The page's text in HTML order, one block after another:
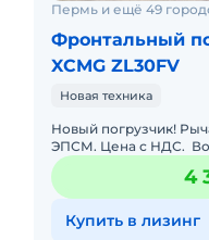
Пермь и ещё 49
Фронтальный
XCMG ZL30FV
Новая техника
Новый погрузчик!
ЭПСМ. Цена с НДС.
Гарантия 12 месяцев.
4
Купить в лизинг